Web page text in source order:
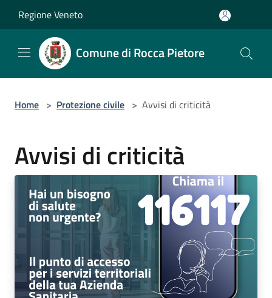
Regione Veneto
Comune di Rocca Pietore
Home > Protezione civile > Avvisi di criticità
Avvisi di criticità